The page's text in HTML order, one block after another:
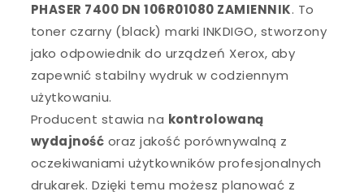
PHASER 7400 DN 106R01080 ZAMIENNIK. To
toner czarny (black) marki INKDIGO, stworzony
jako odpowiednik do urządzeń Xerox, aby
zapewnić stabilny wydruk w codziennym
użytkowaniu.
Producent stawia na kontrolowaną
wydajność oraz jakość porównywalną z
oczekiwaniami użytkowników profesjonalnych
drukarek. Dzięki temu możesz planować z